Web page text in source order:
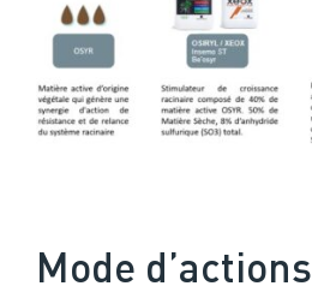
Mode d’actions